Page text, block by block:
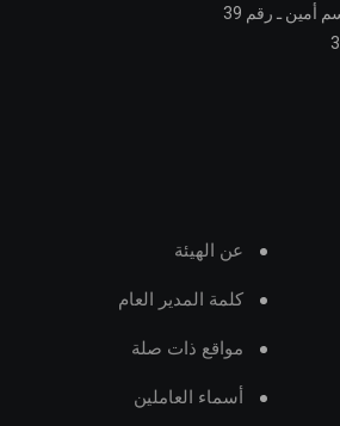
ـ رقم 39
عن الهيئة
كلمة المدير العام
مواقع ذات صلة
أسماء العاملين